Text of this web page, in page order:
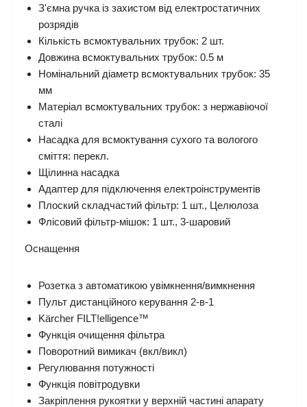
З'ємна ручка із захистом від електростатичних
розрядів
Кількість всмоктувальних трубок: 2 шт.
Довжина всмоктувальних трубок: 0.5 м
Номінальний діаметр всмоктувальних трубок: 35
мм
Матеріал всмоктувальних трубок: з нержавіючої
сталі
Насадка для всмоктування сухого та вологого
сміття: перекл.
Щілинна насадка
Адаптер для підключення електроінструментів
Плоский складчастий фільтр: 1 шт., Целюлоза
Флісовий фільтр-мішок: 1 шт., 3-шаровий
Оснащення
Розетка з автоматикою увімкнення/вимкнення
Пульт дистанційного керування 2-в-1
Kärcher FILT!elligence™
Функція очищення фільтра
Поворотний вимикач (вкл/викл)
Регулювання потужності
Функція повітродувки
Закріплення рукоятки у верхній частині апарату